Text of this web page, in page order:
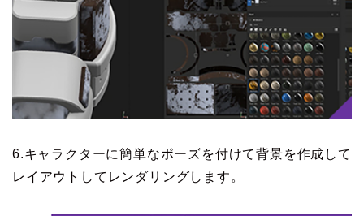
6.キャラクターに簡単なポーズを付けて背景を作成して
レイアウトしてレンダリングします。